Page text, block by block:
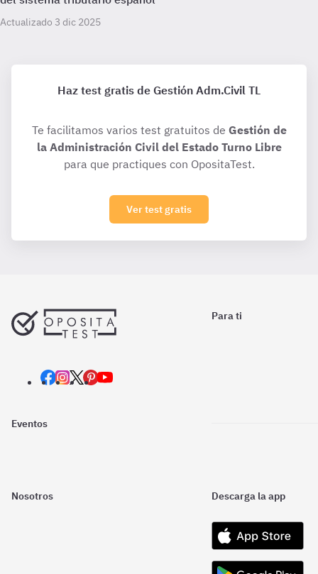
Actualizado 3 dic 2025
Haz test gratis de Gestión Adm.Civil TL
Te facilitamos varios test gratuitos de Gestión de
la Administración Civil del Estado Turno Libre
para que practiques con OpositaTest.
Ver test gratis
Para ti
Eventos
Nosotros Descarga la app